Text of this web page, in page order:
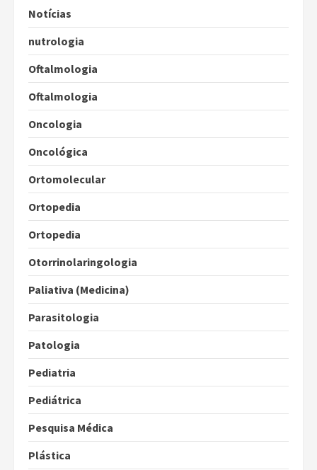
Notícias
nutrologia
Oftalmologia
Oftalmologia
Oncologia
Oncológica
Ortomolecular
Ortopedia
Ortopedia
Otorrinolaringologia
Paliativa (Medicina)
Parasitologia
Patologia
Pediatria
Pediátrica
Pesquisa Médica
Plástica